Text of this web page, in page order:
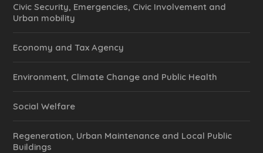
Civic Security, Emergencies, Civic Involvement and
Urban mobility
Economy and Tax Agency
Environment, Climate Change and Public Health
Social Welfare
Regeneration, Urban Maintenance and Local Public
Buildings